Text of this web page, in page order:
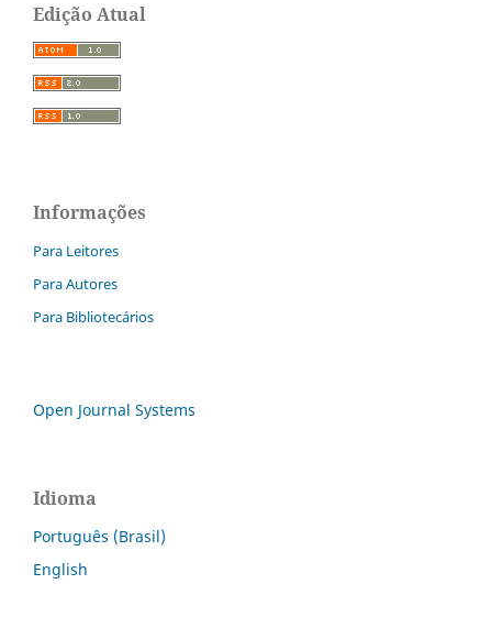
Edição Atual
Informações
Para Leitores
Para Autores
Para Bibliotecários
Open Journal Systems
Idioma
Português (Brasil)
English